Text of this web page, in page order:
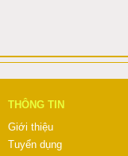
THÔNG TIN
Giới thiệu
Tuyển dụng